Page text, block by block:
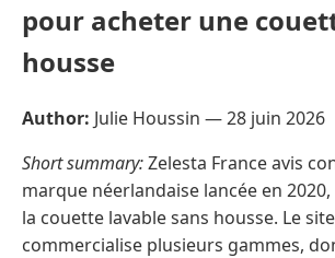
pour acheter une
housse
Author: Julie Houssin —28 juin 2026
Short summary:Zelesta France avis
marque néerlandaise lancée en
la couette lavable sans housse. Le
commercialise plusieurs gammes,